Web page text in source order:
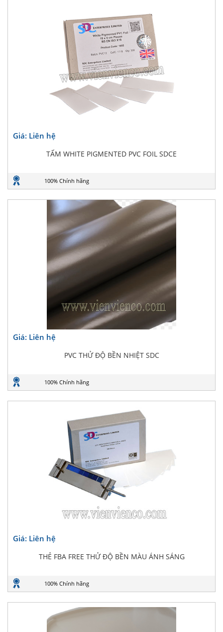
Giá: Liên hệ
TẤM WHITE PIGMENTED PVC FOIL SDCE
100% Chính hãng
Giá: Liên hệ
PVC THỬ ĐỘ BỀN NHIỆT SDC
100% Chính hãng
Giá: Liên hệ
THẺ FBA FREE THỬ ĐỘ BỀN MÀU ÁNH SÁNG
100% Chính hãng